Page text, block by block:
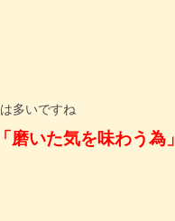
多いですね
「磨いた気を味わう為」